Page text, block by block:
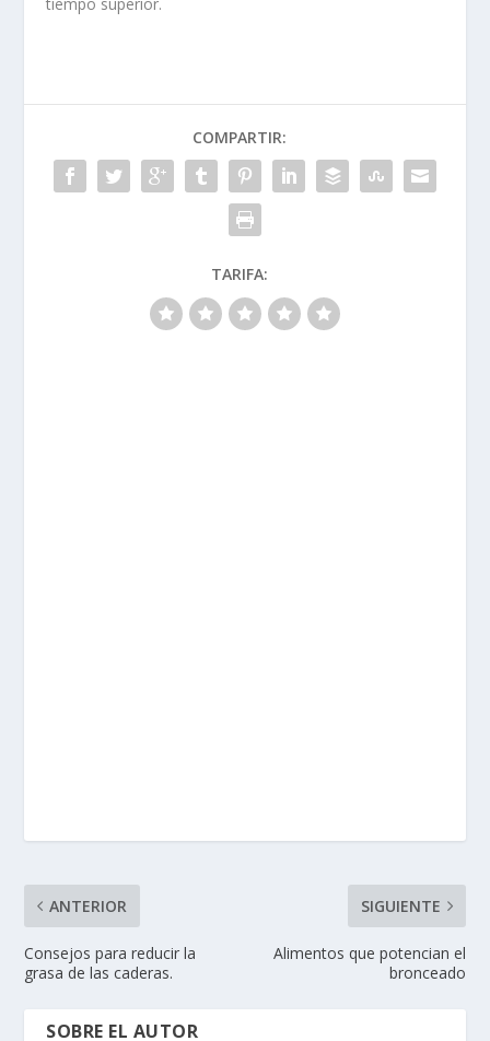
tiempo superior.
COMPARTIR:
TARIFA:
ANTERIOR
Consejos para reducir la
grasa de las caderas.
SIGUIENTE
Alimentos que potencian el
bronceado
SOBRE EL AUTOR